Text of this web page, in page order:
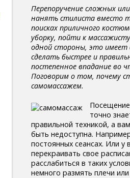
Перепоручение сложных
нанять стилиста вместо
поисках приличного
уборку, пойти к
одной стороны, это имеет
сделать быстрее и
постепенное впадание во
Поговорим о том, почему
самомассажем.
точно
правильной техникой, а
быть недоступна.
постоянных сеансах. Или у
перекраивать свое
расслабиться в таких
немного размять плечи